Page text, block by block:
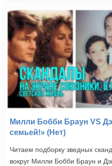
Милли Бобби Браун VS
семьей!» (Нет)
Читаем подборку зведных
вокруг Милли Бобби Браун и